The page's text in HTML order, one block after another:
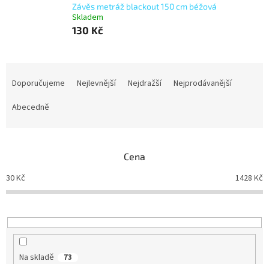
Závěs metráž blackout 150 cm béžová
Skladem
130 Kč
o
d
k
t
Doporučujeme Nejlevnější Nejdražší
Nejprodávanější
Abecedně
Cena
30Kč 1428 Kč
Na skladě 73